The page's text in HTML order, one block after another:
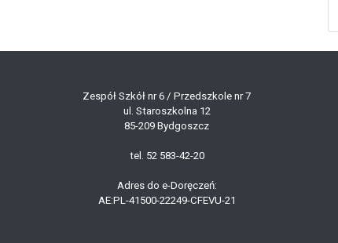
Zespół Szkół nr 6 / Przedszkole nr 7
ul. Staroszkolna 12
85-209 Bydgoszcz
tel. 52 583-42-20
Adres do e-Doręczeń:
AE:PL-41500-22249-CFEVU-21